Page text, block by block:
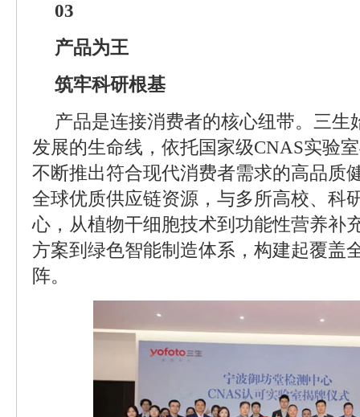
03
产品为王
筑牢科研根基
产品是连接消费者的核心纽带。三生
发展的生命线，依托国家级CNAS实验
不断推出符合现代消费者需求的高品质
全球优质供应链资源，与多所高校、科
心，从植物干细胞技术到功能性营养补
方案到绿色智能制造体系，构建起覆盖
阵。